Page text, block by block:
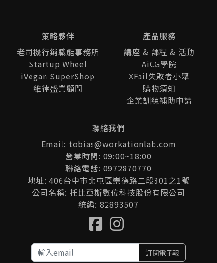
策略夥伴
老司機行銷職能事務所
Startup Wheel
iVegan SuperShop
維律盛業顧問
產品服務
講座 & 課程 & 活動
AiCG學院
XFail失敗者小聚
購物須知
企業訓練補助申請
聯絡我們
Email: tobias@workationlab.com
營業時間: 09:00~18:00
聯絡電話: 0972870770
地址: 406台中市北屯區崇德路二段301之1號
公司名稱: 托比亞斯數位科技股份有限公司
統編: 82893507
訂閱電子報